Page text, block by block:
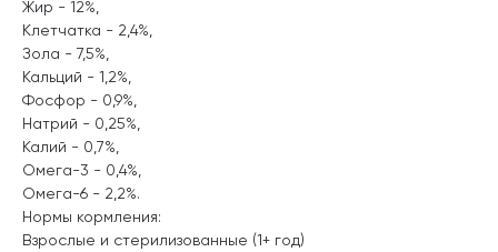
Жир - 12%,
Клетчатка - 2,4%,
Зола - 7,5%,
Кальций - 1,2%,
Фосфор - 0,9%,
Натрий - 0,25%,
Калий - 0,7%,
Омега-3 - 0,4%,
Омега-6 - 2,2%.
Нормы кормления:
Взрослые и стерилизованные (1+ год)